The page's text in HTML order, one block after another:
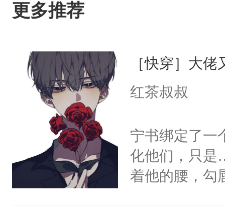
更多推荐
［快穿］大
红茶叔叔
宁书绑定了一
化他们，只是
着他的腰，勾